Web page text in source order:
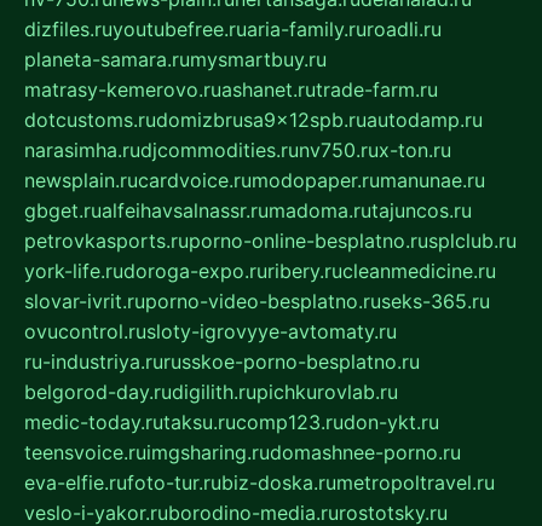
dizfiles.ruyoutubefree.ruaria-family.ruroadli.ru
planeta-samara.rumysmartbuy.ru
matrasy-kemerovo.ruashanet.rutrade-farm.ru
dotcustoms.rudomizbrusa9x12spb.ruautodamp.ru
narasimha.rudjcommodities.runv750.rux-ton.ru
newsplain.rucardvoice.rumodopaper.rumanunae.ru
gbget.rualfeihavsalnassr.rumadoma.rutajuncos.ru
petrovkasports.ruporno-online-besplatno.rusplclub.ru
york-life.rudoroga-expo.ruribery.rucleanmedicine.ru
slovar-ivrit.ruporno-video-besplatno.ruseks-365.ru
ovucontrol.rusloty-igrovyye-avtomaty.ru
ru-industriya.rurusskoe-porno-besplatno.ru
belgorod-day.rudigilith.rupichkurovlab.ru
medic-today.rutaksu.rucomp123.rudon-ykt.ru
teensvoice.ruimgsharing.rudomashnee-porno.ru
eva-elfie.rufoto-tur.rubiz-doska.rumetropoltravel.ru
veslo-i-yakor.ruborodino-media.rurostotsky.ru